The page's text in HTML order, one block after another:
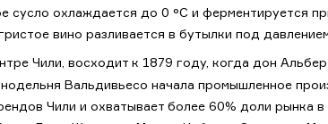
сусло охлаждается до 0 °С и ферментируется
вино разливается в бутылки под
Чили, восходит к 1879 году, когда дон
Вальдивьесо начала промышленное
Чили и охватывает более 60% доли рынка